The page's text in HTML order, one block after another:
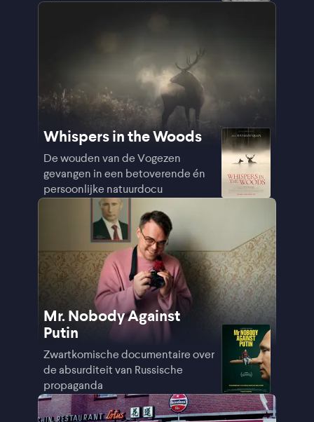
Whispers in the Woods
De wouden van de Vogezen
gevangen in een betoverende én
persoonlijke natuurdocu
Mr. Nobody Against
Putin
Zwartkomische documentaire over
de absurditeit van Russische
propaganda